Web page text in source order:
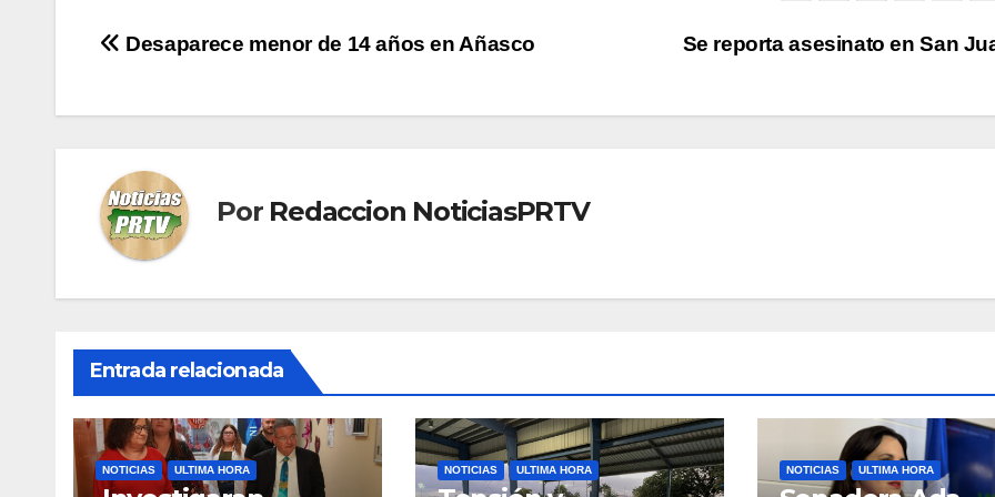
Navegación
Se reporta asesinato en San
Desaparece menor de 14 años en Añasco
Por Redaccion NoticiasPRTV
Entrada relacionada
NOTICIAS ULTIMA HORA NOTICIAS ULTIMA HORA NOTICIAS ULTIMA HORA